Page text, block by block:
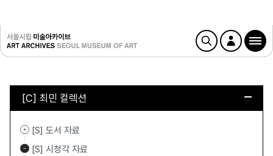
[C] 최민 컬렉션
[S] 도서 자료
[S] 시청각 자료